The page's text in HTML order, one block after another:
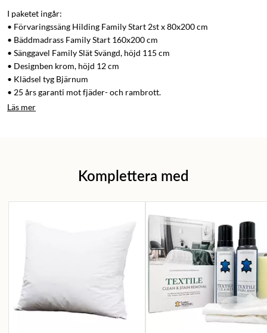
I paketet ingår:
• Förvaringssäng Hilding Family Start 2st x 80x200 cm
• Bäddmadrass Family Start 160x200 cm
• Sänggavel Family Slät Svängd, höjd 115 cm
• Designben krom, höjd 12 cm
• Klädsel tyg Bjärnum
• 25 års garanti mot fjäder- och rambrott.
Läs mer
Komplettera med